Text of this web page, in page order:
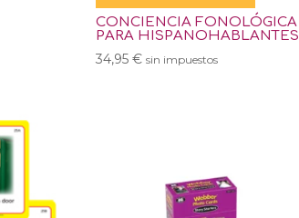
CONCIENCIA FONOLÓGICA
PARA HISPANOHABLANTES
34,95€ sin impuestos